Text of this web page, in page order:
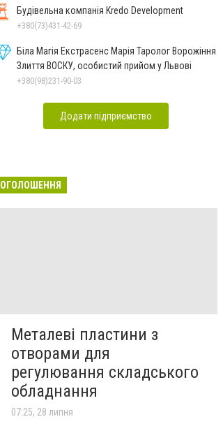
Будівельна компанія Kredo Development
+380(73)431-42-69
Біла Магія Екстрасенс Марія Таролог Ворожіння
Злиття ВОСКУ, особистий прийом у Львові
+380(98)231-90-03
Додати підприємство
ОГОЛОШЕННЯ
Металеві пластини з
отворами для
регулювання складського
обладнання
07:25, 28 липня